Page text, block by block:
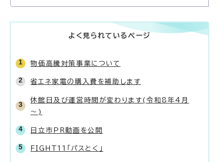
よく見られているページ
物価高騰対策事業について
省エネ家電の購入費を補助します
休館日及び運営時間が変わります(令和8年4月
～)
日立市PR動画を公開
FIGHT11「パスとく」